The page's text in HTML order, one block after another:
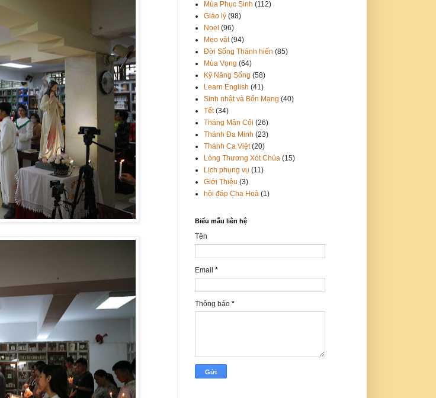
Mùa Phục Sinh (112)
Giáo lý (98)
Noel (96)
Mẹo vặt (94)
Đời Sống Thánh hiến (85)
Mùa Vọng (64)
Kỹ Năng Sống (58)
Learn English (41)
Sinh nhật và Bổn Mạng (40)
Tết (34)
Tháng Mân Côi (26)
Thánh Đa Minh (23)
Thánh Ca Việt (20)
Lòng Thương Xót Chúa (15)
Lịch phụng vụ (11)
Giới Thiệu (3)
hỏi đáp Cha Hoà (1)
Biểu mẫu liên hệ
Tên
Email *
Thông báo *